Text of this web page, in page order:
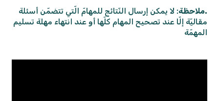
.ملاحظة: لا يمكن إرسال النّتائج للمهامّ الّتي تتضمّن أسئلة
مقاليّة إلّا عند تصحيح المهام كلّها أو عند انتهاء مهلة تسليم
المهمّة